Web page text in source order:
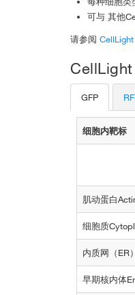
可与 其他
请参阅
GFP
细胞内靶标
肌动蛋白
细胞质
内质网（ER）
早期核内体